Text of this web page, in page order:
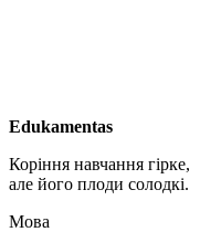
Edukamentas
Коріння навчання гірке,
але його плоди солодкі.
Мова